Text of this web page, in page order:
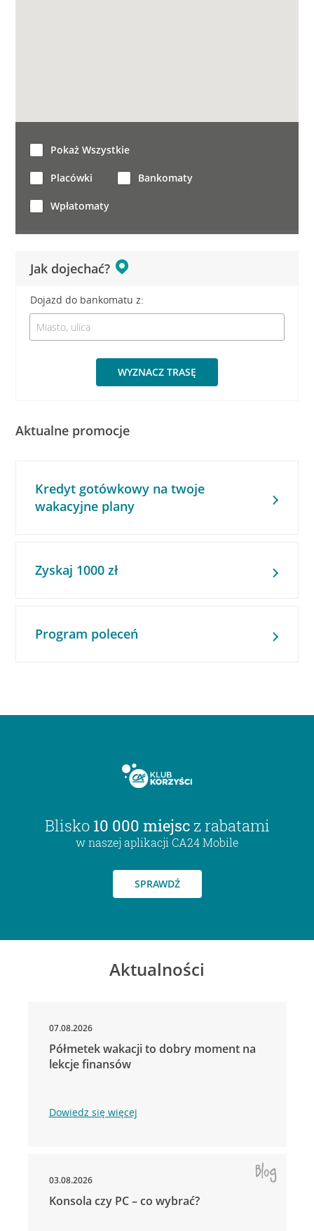
Jak dojechać?
Dojazd do bankomatu z:
WYZNACZ TRASĘ
Pokaż Wszystkie
Placówki Bankomaty
Wpłatomaty
Aktualne promocje
Kredyt gotówkowy na twoje
wakacyjne plany
Zyskaj 1000 zł
Program poleceń
Blisko 10 000 miejsc z rabatami
w naszej aplikacji CA24 Mobile
SPRAWDŹ
Aktualności
07.08.2026
Półmetek wakacji to dobry moment na
lekcje finansów
Dowiedz się więcej
03.08.2026
Konsola czy PC – co wybrać?